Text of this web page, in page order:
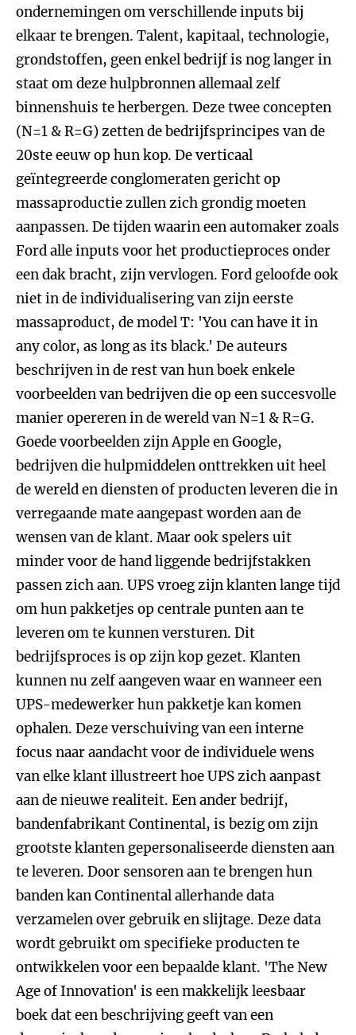
ondernemingen om verschillende inputs bij
elkaar te brengen. Talent, kapitaal, technologie,
grondstoffen, geen enkel bedrijf is nog langer in
staat om deze hulpbronnen allemaal zelf
binnenshuis te herbergen. Deze twee concepten
(N=1 & R=G) zetten de bedrijfsprincipes van de
20ste eeuw op hun kop. De verticaal
geïntegreerde conglomeraten gericht op
massaproductie zullen zich grondig moeten
aanpassen. De tijden waarin een automaker zoals
Ford alle inputs voor het productieproces onder
een dak bracht, zijn vervlogen. Ford geloofde ook
niet in de individualisering van zijn eerste
massaproduct, de model T: 'You can have it in
any color, as long as its black.' De auteurs
beschrijven in de rest van hun boek enkele
voorbeelden van bedrijven die op een succesvolle
manier opereren in de wereld van N=1 & R=G.
Goede voorbeelden zijn Apple en Google,
bedrijven die hulpmiddelen onttrekken uit heel
de wereld en diensten of producten leveren die in
verregaande mate aangepast worden aan de
wensen van de klant. Maar ook spelers uit
minder voor de hand liggende bedrijfstakken
passen zich aan. UPS vroeg zijn klanten lange tijd
om hun pakketjes op centrale punten aan te
leveren om te kunnen versturen. Dit
bedrijfsproces is op zijn kop gezet. Klanten
kunnen nu zelf aangeven waar en wanneer een
UPS-medewerker hun pakketje kan komen
ophalen. Deze verschuiving van een interne
focus naar aandacht voor de individuele wens
van elke klant illustreert hoe UPS zich aanpast
aan de nieuwe realiteit. Een ander bedrijf,
bandenfabrikant Continental, is bezig om zijn
grootste klanten gepersonaliseerde diensten aan
te leveren. Door sensoren aan te brengen hun
banden kan Continental allerhande data
verzamelen over gebruik en slijtage. Deze data
wordt gebruikt om specifieke producten te
ontwikkelen voor een bepaalde klant. 'The New
Age of Innovation' is een makkelijk leesbaar
boek dat een beschrijving geeft van een